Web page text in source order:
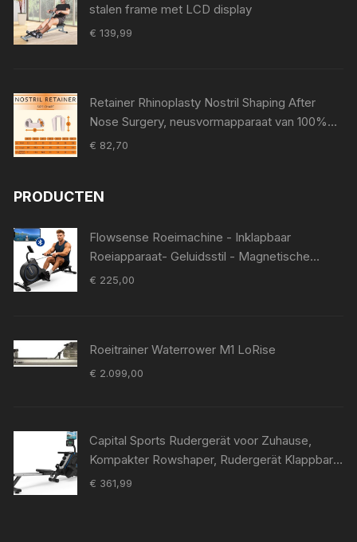
stalen frame met LCD display
€ 139,99
Retainer Rhinoplasty Nostril Shaping After
Nose Surgery, neusvormapparaat van 100%
medische siliconen, neuspad voor Surgery,
€ 82,70
PRODUCTEN
Flowsense Roeimachine - Inklapbaar
Roeiapparaat- Geluidsstil - Magnetische
Roeitrainer - Roeitrainers - 16
€ 225,00
Roeitrainer Waterrower M1 LoRise
€ 2.099,00
Capital Sports Rudergerät voor Zuhause,
Kompakter Rowshaper, Rudergerät Klappbar
met 8 Stufen, LCD Monitor, Bodenrollen, Row
€ 361,99